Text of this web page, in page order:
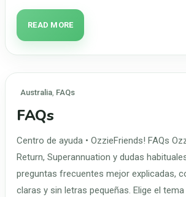
READ MORE
Australia, FAQs
FAQs
Centro de ayuda • OzzieFriends! FAQs
Return, Superannuation y dudas
preguntas frecuentes mejor explicadas,
claras y sin letras pequeñas. Elige el